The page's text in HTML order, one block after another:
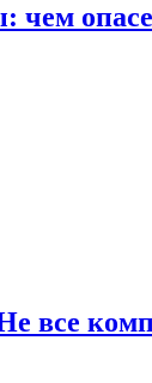
чем
все